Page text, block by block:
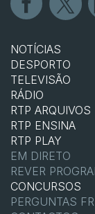
NOTÍCIAS
DESPORTO
TELEVISÃO
RÁDIO
RTP ARQUIVOS
RTP ENSINA
RTP PLAY
EM DIRETO
REVER
CONCURSOS
PERGUNTAS